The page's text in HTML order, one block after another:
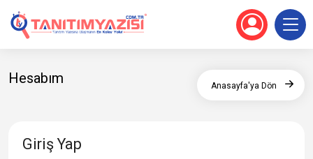
Hesabım Anasayfa'ya Dön
Giriş Yap